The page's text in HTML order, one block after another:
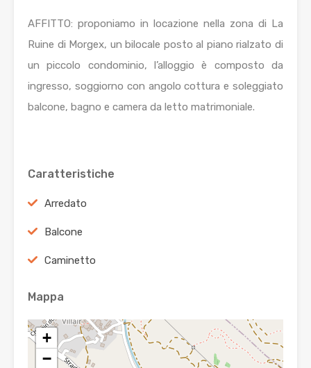
AFFITTO: proponiamo in locazione nella zona di La
Ruine di Morgex, un bilocale posto al piano rialzato di
un piccolo condominio, l’alloggio è composto da
ingresso, soggiorno con angolo cottura e soleggiato
balcone, bagno e camera da letto matrimoniale.
Caratteristiche
Arredato
Balcone
Caminetto
Mappa
+
−